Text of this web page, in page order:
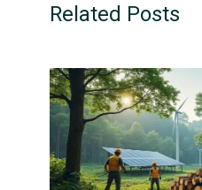
Related Posts